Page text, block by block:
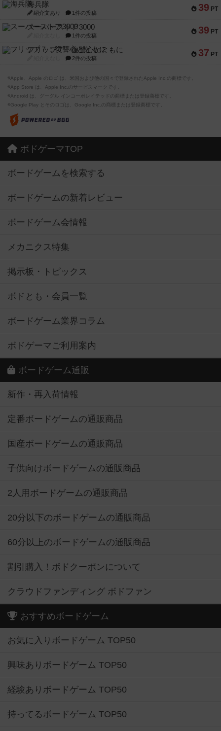
39 PT
海兵隊
紹介文あり 1件の投稿
39 PT
スーパーストア3000
1件の投稿
37 PT
フリップ７：復讐心とともに
2件の投稿
※Apple、Apple のロゴ は、米国および他の国々で登録されたApple Inc.の商標です。
※App Store は、Apple Inc.のサービスマークです。
※Android は、グーグル インコーポレイテッドの商標または登録商標です。
※Google Play とそのロゴは、Google Inc.の商標または登録商標です。
ボドゲーマTOP
ボードゲームを検索する
ボードゲームの新着レビュー
ボードゲーム会情報
メカニクス特集
掲示板・トピックス
ボドとも・会員一覧
ボードゲーム業界コラム
ボドゲーマご利用案内
ボードゲーム通販
新作・再入荷情報
定番ボードゲームの通販商品
国産ボードゲームの通販商品
子供向けボードゲームの通販商品
2人用ボードゲームの通販商品
20分以下のボードゲームの通販商品
60分以上のボードゲームの通販商品
割引購入！ボドクーポンについて
クラウドファンディング ボドファン
おすすめボードゲーム
お気に入りボードゲーム TOP50
興味ありボードゲーム TOP50
経験ありボードゲーム TOP50
持ってるボードゲーム TOP50